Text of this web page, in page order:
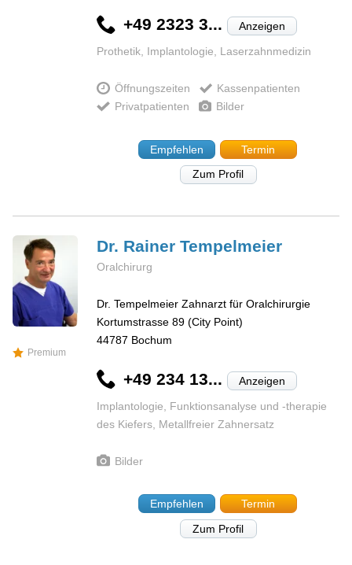
+49 2323 3... Anzeigen
Prothetik, Implantologie, Laserzahnmedizin
Öffnungszeiten
Kassenpatienten
Privatpatienten
Bilder
Empfehlen
Termin
Zum Profil
Premium
Dr. RainerTempelmeier
Oralchirurg
Dr. Tempelmeier Zahnarzt für Oralchirurgie
Kortumstrasse 89 (City Point)
44787 Bochum
+49 234 13... Anzeigen
Implantologie, Funktionsanalyse und -therapie
des Kiefers, Metallfreier Zahnersatz
Bilder
Empfehlen
Termin
Zum Profil